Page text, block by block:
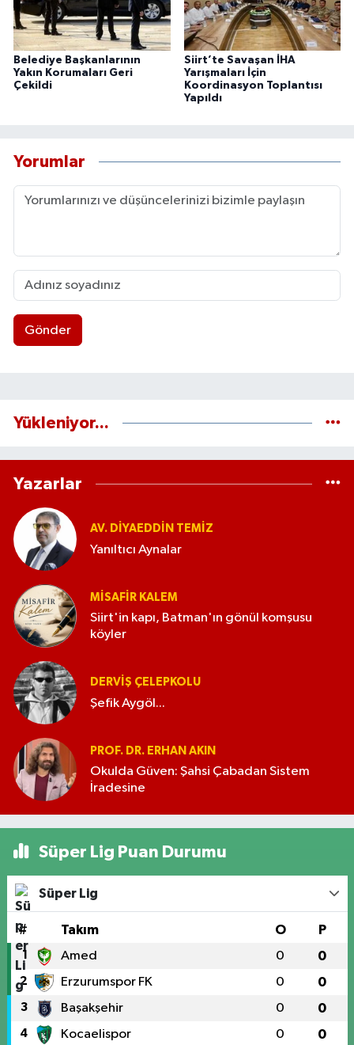
Belediye Başkanlarının
Yakın Korumaları Geri
Çekildi
Siirt’te Savaşan İHA
Yarışmaları İçin
Koordinasyon Toplantısı
Yapıldı
Yorumlar
Gönder
Yükleniyor...
Yazarlar
AV. DIYAEDDIN TEMIZ
Yanıltıcı Aynalar
MISAFIR KALEM
Siirt'in kapı, Batman'ın gönül komşusu
köyler
DERVIŞ ÇELEPKOLU
Şefik Aygöl...
PROF. DR. ERHAN AKIN
Okulda Güven: Şahsi Çabadan Sistem
İradesine
Süper Lig Puan Durumu
Süper Lig
# Takım O P
1 Amed 0 0
2 Erzurumspor FK 0 0
3 Başakşehir 0 0
4 Kocaelispor 0 0